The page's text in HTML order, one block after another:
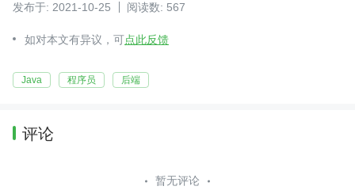
发布于: 2021-10-25 阅读数: 567
如对本文有异议，可点此反馈
Java 程序员 后端
评论
暂无评论